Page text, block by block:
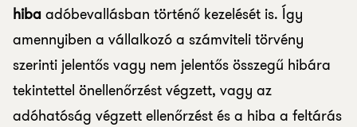
hiba adóbevallásban történő kezelését is. Így
amennyiben a vállalkozó a számviteli törvény
szerinti jelentős vagy nem jelentős összegű hibára
tekintettel önellenőrzést végzett, vagy az
adóhatóság végzett ellenőrzést és a hiba a feltárás